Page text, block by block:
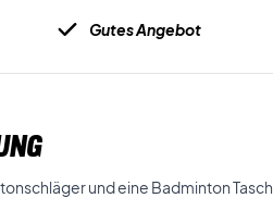
Gutes Angebot
und eine Badminton